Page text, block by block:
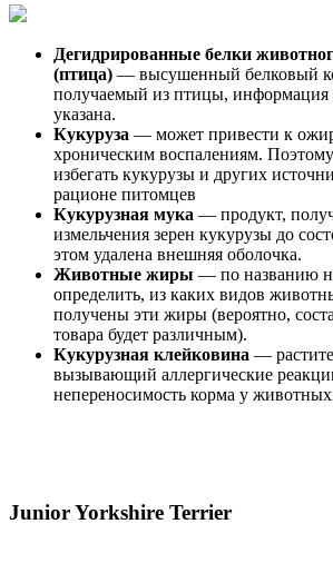
Дегидрированные белки
(птица) — высушенный белковый
получаемый из птицы, информация
указана.
Кукуруза — может привести к
хроническим воспалениям.
избегать кукурузы и других
рационе питомцев
Кукурузная мука — продукт,
измельчения зерен кукурузы до
этом удалена внешняя оболочка.
Животные жиры — по названию
определить, из каких видов
получены эти жиры (вероятно,
товара будет различным).
Кукурузная клейковина —
вызывающий аллергические
непереносимость корма у
Junior Yorkshire Terrier